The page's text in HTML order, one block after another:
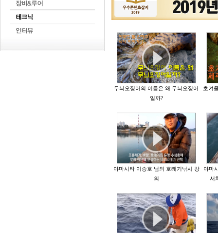
무늬오징어의 이름은 왜 무늬오징어
일까?
초겨
야마시타 이승호 님의 호래기낚시 강
의
야마
서